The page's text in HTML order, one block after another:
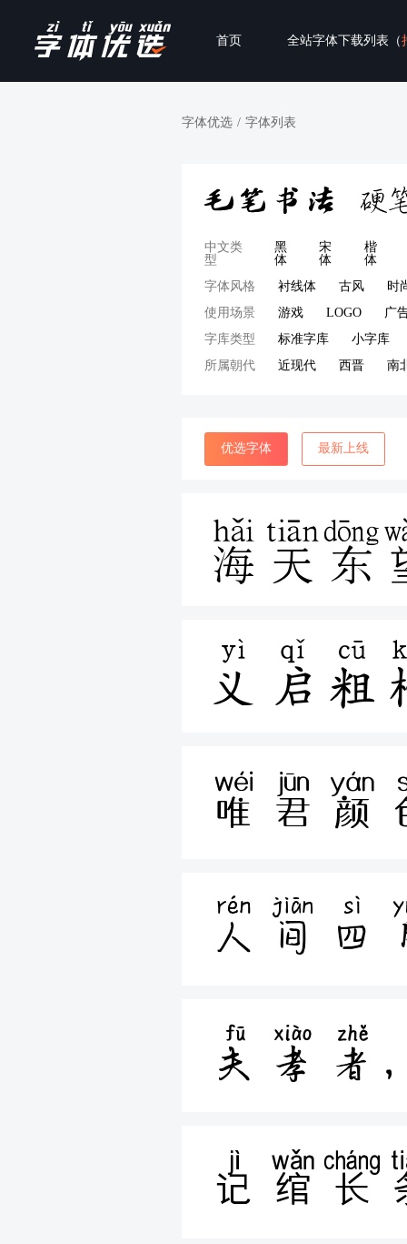
首页 全站字体下载列表（
字体优选 / 字体列表
中文类
型
黑
体
宋
体
楷
体
字体风格
衬线体 古风
时
使用场景
游戏 LOGO
广
字库类型
标准字库
小字库
所属朝代
近现代 西晋 南
优选字体 最新上线
海天
义启粗
唯君颜
人间四
夫孝者
记绾长